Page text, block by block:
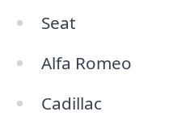
Seat
Alfa Romeo
Cadillac